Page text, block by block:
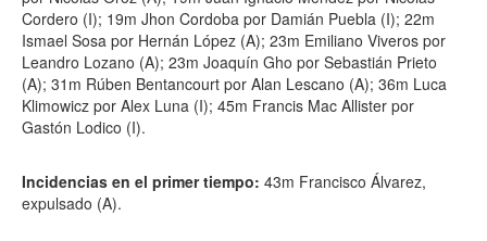
Cordero (I); 19m Jhon Cordoba por Damián Puebla (I); 22m
Ismael Sosa por Hernán López (A); 23m Emiliano Viveros por
Leandro Lozano (A); 23m Joaquín Gho por Sebastián Prieto
(A); 31m Rúben Bentancourt por Alan Lescano (A); 36m Luca
Klimowicz por Alex Luna (I); 45m Francis Mac Allister por
Gastón Lodico (I).
Incidencias en el primer tiempo: 43m Francisco Álvarez,
expulsado (A).